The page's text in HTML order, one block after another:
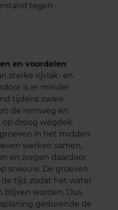
tegen
en voordelen
sterke rijvlak- en
is er minder
tijdens zware
de remweg en
droog wegdek.
in het midden
werken samen,
en zorgen daardoor
sneeuw. De groeven
tijd, zodat het water
blijven worden. Dus
gedurende de